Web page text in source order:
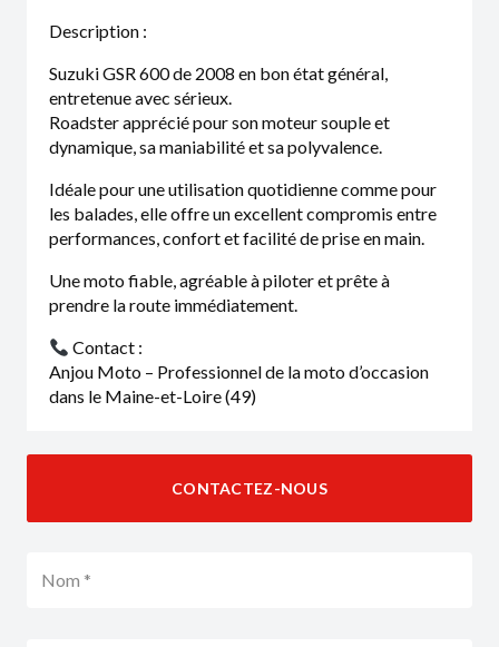
Description :
Suzuki GSR 600 de 2008 en bon état général,
entretenue avec sérieux.
Roadster apprécié pour son moteur souple et
dynamique, sa maniabilité et sa polyvalence.
Idéale pour une utilisation quotidienne comme pour
les balades, elle offre un excellent compromis entre
performances, confort et facilité de prise en main.
Une moto fiable, agréable à piloter et prête à
prendre la route immédiatement.
Contact :
Anjou Moto – Professionnel de la moto d’occasion
dans le Maine-et-Loire (49)
CONTACTEZ-NOUS